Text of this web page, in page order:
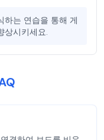
하는 연습을 통해 게
상시키세요.